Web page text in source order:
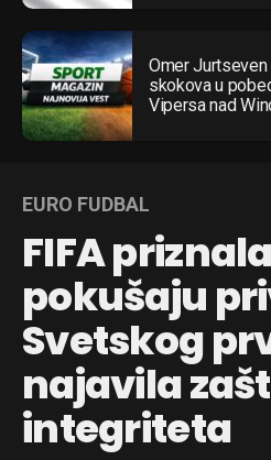
Omer
skokova u
Vipersa nad
EURO FUDBAL
FIFA
pokušaju
Svetskog
najavila
integriteta